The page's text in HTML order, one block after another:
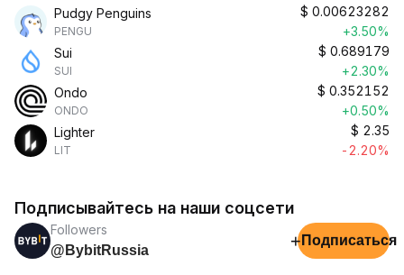
Pudgy Penguins
PENGU
$ 0.00623282
+3.50%
Sui
SUI
$ 0.689179
+2.30%
Ondo
ONDO
$ 0.352152
+0.50%
Lighter
LIT
$ 2.35
-2.20%
Подписывайтесь на наши соцсети
Followers
@BybitRussia
+ Подписаться